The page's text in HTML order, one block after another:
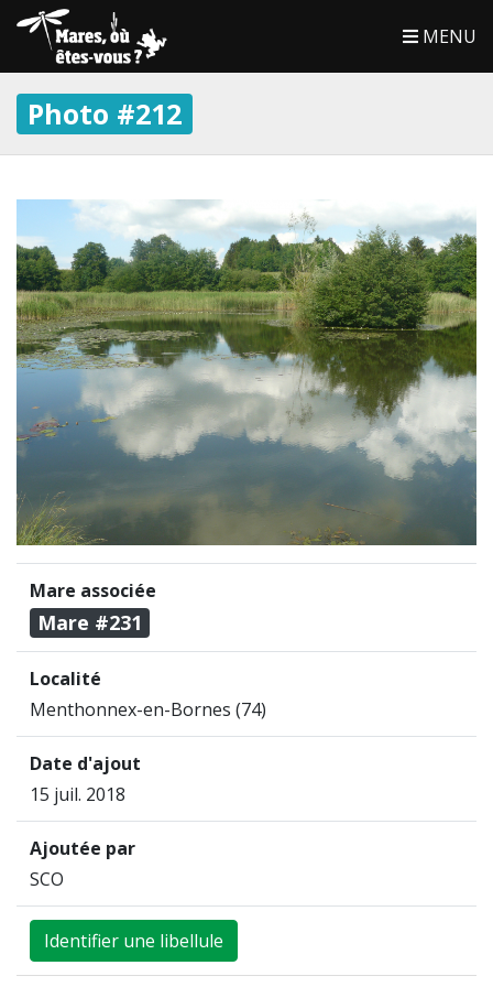
MENU
Photo #212
Mare associée
Mare #231
Localité
Menthonnex-en-Bornes (74)
Date d'ajout
15 juil. 2018
Ajoutée par
SCO
Identifier une libellule